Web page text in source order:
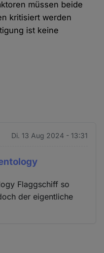
müssen beide
kritisiert werden
ist keine
Di. 13 Aug 2024 - 13:31
Flaggschiff so
der eigentliche